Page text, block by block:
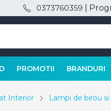
0373760359 |
PROMOTII BRANDURI
Interior Lampi de birou